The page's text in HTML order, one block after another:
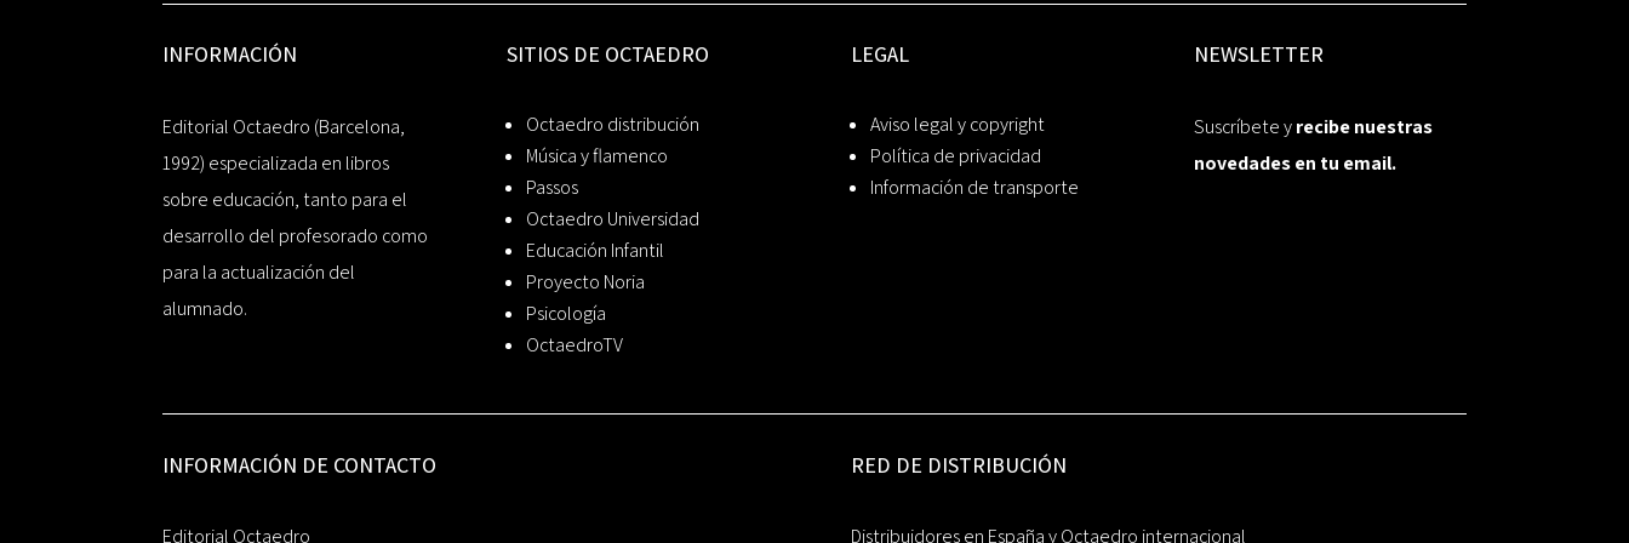
INFORMACIÓN
Editorial Octaedro (Barcelona,
1992) especializada en libros
sobre educación, tanto para el
desarrollo del profesorado como
para la actualización del
alumnado.
SITIOS DE OCTAEDRO
Octaedro distribución
Música y flamenco
Passos
Octaedro Universidad
Educación Infantil
Proyecto Noria
Psicología
OctaedroTV
LEGAL
Aviso legal y copyright
Política de privacidad
Información de transporte
NEWSLETTER
Suscríbete yrecibe nuestras
novedades en tu email.
INFORMACIÓN DE CONTACTO
Editorial Octaedro
RED DE DISTRIBUCIÓN
Distribuidores en España y Octaedro internacional